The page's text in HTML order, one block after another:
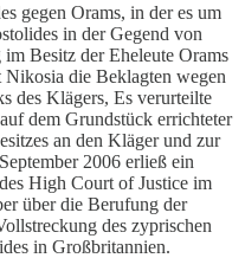
gegen Orams, in der es um
in der Gegend von
Besitz der Eheleute Orams
die Beklagten wegen
des Klägers, Es verurteilte
dem Grundstück errichteter
an den Kläger und zur
2006 erließ ein
High Court of Justice im
über die Berufung der
des zyprischen
in Großbritannien.